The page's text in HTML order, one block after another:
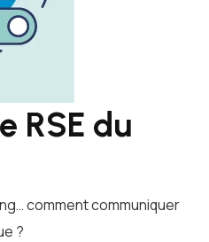
RSE du
comment communiquer
?